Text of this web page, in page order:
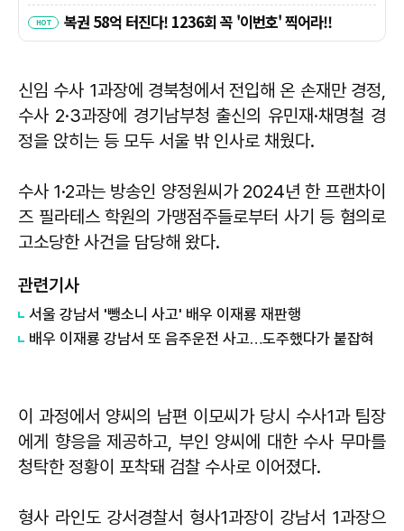
신임 수사 1과장에 경북청에서 전입해 온 손재만 경정,
수사 2·3과장에 경기남부청 출신의 유민재·채명철 경
정을 앉히는 등 모두 서울 밖 인사로 채웠다.
수사 1·2과는 방송인 양정원씨가 2024년 한 프랜차이
즈 필라테스 학원의 가맹점주들로부터 사기 등 혐의로
고소당한 사건을 담당해 왔다.
관련기사
서울 강남서 '뺑소니 사고' 배우 이재룡 재판행
배우 이재룡 강남서 또 음주운전 사고…도주했다가 붙잡혀
이 과정에서 양씨의 남편 이모씨가 당시 수사1과 팀장
에게 향응을 제공하고, 부인 양씨에 대한 수사 무마를
청탁한 정황이 포착돼 검찰 수사로 이어졌다.
형사 라인도 강서경찰서 형사1과장이 강남서 1과장으